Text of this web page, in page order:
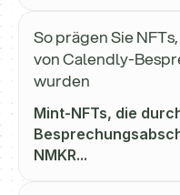
So prägen Sie
von Calendly-
wurden
Mint-NFTs, die
NMKR...